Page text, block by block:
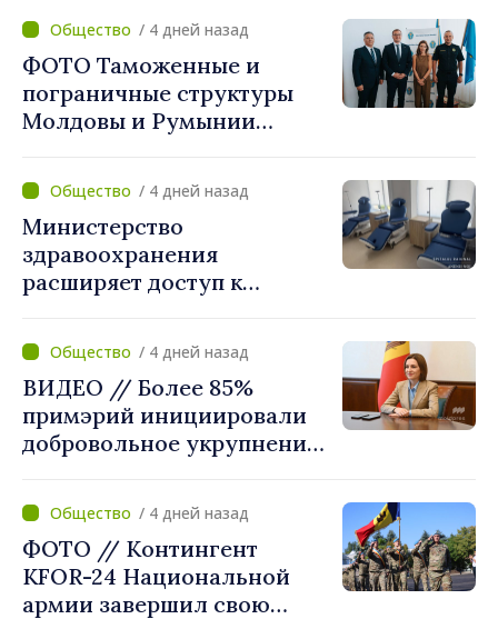
«Реформу нужно
завершить этой осенью»
/ 4 дней назад
ФОТО Таможенные и
пограничные структуры
Молдовы и Румынии
по разгрузке движения на
КПП "Леушены–Албица"
/ 4 дней назад
Министерство
здравоохранения
расширяет доступ к
Новоаненской и Сорокской
районных больницах
/ 4 дней назад
ВИДЕО // Более 85%
примэрий инициировали
добровольное укрупнение.
приветствует смелые
решения местных властей:
«Вы поставили интересы
людей на первое место»
/ 4 дней назад
ФОТО // Контингент
KFOR-24 Национальной
армии завершил свою